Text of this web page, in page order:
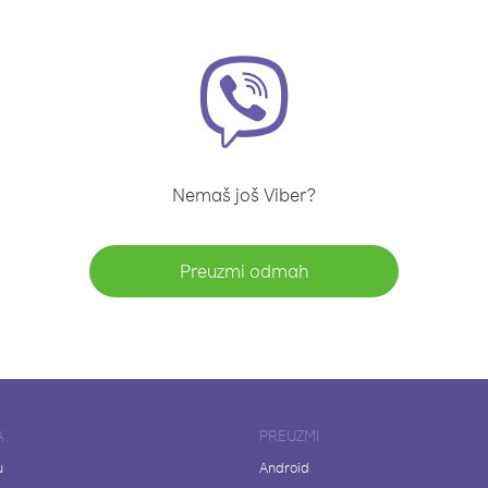
Nemaš još Viber?
Preuzmi odmah
PREUZMI
Android